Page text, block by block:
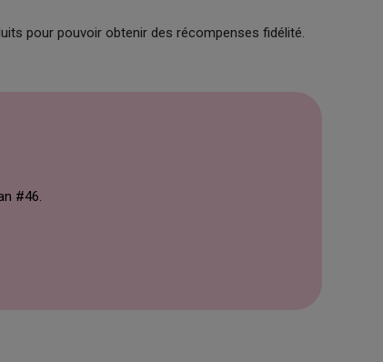
pour pouvoir obtenir des récompenses fidélité.
#46.